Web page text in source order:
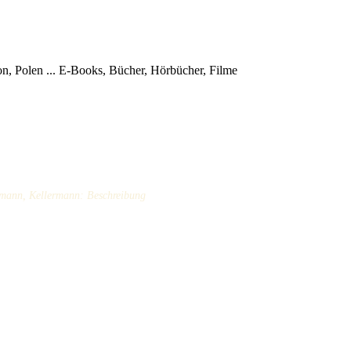
Polen ... E-Books, Bücher, Hörbücher, Filme
Kellermann: Beschreibung